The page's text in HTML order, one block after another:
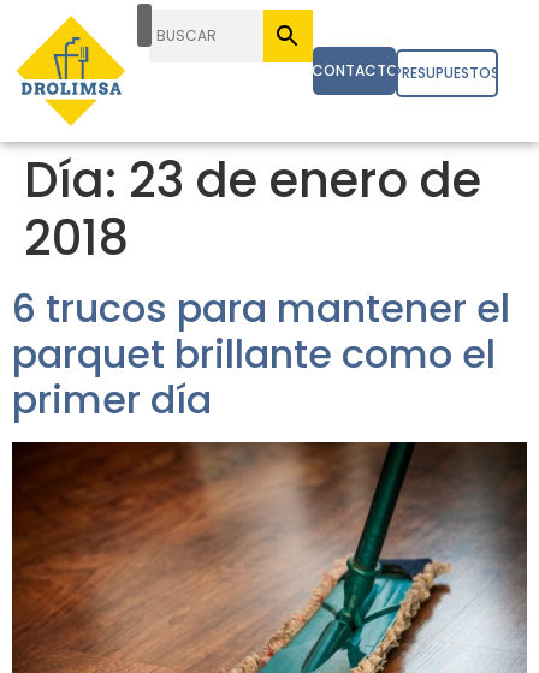
CONTACTOPRESUPUESTOS
Día: 23 de enero de
2018
6 trucos para mantener el
parquet brillante como el
primer día